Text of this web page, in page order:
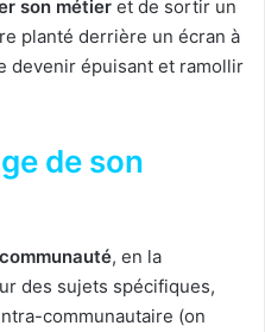
son métier et de sortir un
planté derrière un écran à
devenir épuisant et ramollir
de son
, en la
des sujets spécifiques,
communautaire (on